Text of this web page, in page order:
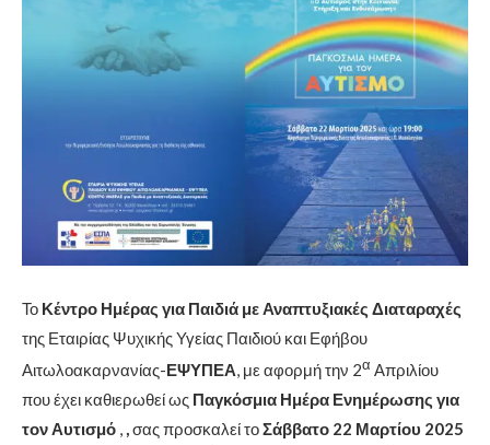
Το Κέντρο Ημέρας για Παιδιά με Αναπτυξιακές Διαταραχές
της Εταιρίας Ψυχικής Υγείας Παιδιού και Εφήβου
Αιτωλοακαρνανίας-ΕΨΥΠΕΑ, με αφορμή την 2α Απριλίου
που έχει καθιερωθεί ως Παγκόσμια Ημέρα Ενημέρωσης για
τον Αυτισμό ,,σας προσκαλεί τοΣάββατο 22 Μαρτίου 2025